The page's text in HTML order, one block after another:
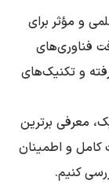
و مؤثر برای
فناوری‌های
و تکنیک‌های
معرفی برترین
کامل و اطمینان
کنیم.